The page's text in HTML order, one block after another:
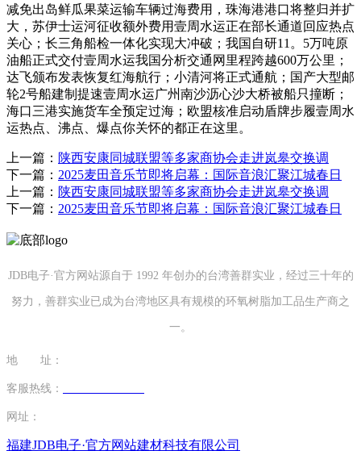
减免出岛鲜瓜果菜运输车辆过海费用，珠海港港口将整归并扩
大，苏伊士运河征收额外费用壹周水运正在部长通道回应热点
关心；长三角船检一体化实现大冲破；我国自研11。5万吨原
油船正式交付壹周水运我国分析交通网里程跨越600万公里；
达飞颁布发表恢复红海航行；小清河将正式通航；国产大型邮
轮2号船建制提速壹周水运广州南沙沥心沙大桥被船只撞断；
海口三港实施货车全预定过海；欧盟核准启动盾牌步履壹周水
运热点、沸点、爆点你关怀的都正在这里。
上一篇： 陕西安康同城联盟等多家商协会走进岚皋交换调
下一篇： 2025麦田音乐节即将启幕：国际音浪汇聚江城春日
上一篇： 陕西安康同城联盟等多家商协会走进岚皋交换调
下一篇： 2025麦田音乐节即将启幕：国际音浪汇聚江城春日
JDB电子·官方网站源自于 1992 年创办的台湾善群实业，经过三十年的
努力，善群实业已成为台湾地区具有规模的环氧树脂加工品生产商之
一。
地 址：
客服热线：
网址：
福建JDB电子·官方网站建材科技有限公司